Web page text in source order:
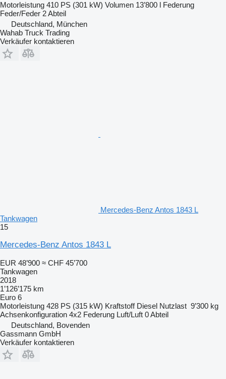
Motorleistung 410 PS (301 kW) Volumen 13’800 l Federung
Feder/Feder 2 Abteil
Deutschland, München
Wahab Truck Trading
Verkäufer kontaktieren
Mercedes-Benz Antos 1843 L
Tankwagen
15
Mercedes-Benz Antos 1843 L
EUR 48’900 ≈ CHF 45’700
Tankwagen
2018
1’126’175 km
Euro 6
Motorleistung 428 PS (315 kW) Kraftstoff Diesel Nutzlast 9’300 kg
Achsenkonfiguration 4x2 Federung Luft/Luft 0 Abteil
Deutschland, Bovenden
Gassmann GmbH
Verkäufer kontaktieren